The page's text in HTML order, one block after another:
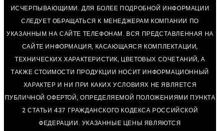
ИСЧЕРПЫВАЮЩИМИ. ДЛЯ БОЛЕЕ ПОДРОБНОЙ ИНФОРМАЦИИ
СЛЕДУЕТ ОБРАЩАТЬСЯ К МЕНЕДЖЕРАМ КОМПАНИИ ПО
УКАЗАННЫМ НА САЙТЕ ТЕЛЕФОНАМ. ВСЯ ПРЕДСТАВЛЕННАЯ НА
САЙТЕ ИНФОРМАЦИЯ, КАСАЮЩАЯСЯ КОМПЛЕКТАЦИИ,
ТЕХНИЧЕСКИХ ХАРАКТЕРИСТИК, ЦВЕТОВЫХ СОЧЕТАНИЙ, А
ТАКЖЕ СТОИМОСТИ ПРОДУКЦИИ НОСИТ ИНФОРМАЦИОННЫЙ
ХАРАКТЕР И НИ ПРИ КАКИХ УСЛОВИЯХ НЕ ЯВЛЯЕТСЯ
ПУБЛИЧНОЙ ОФЕРТОЙ, ОПРЕДЕЛЯЕМОЙ ПОЛОЖЕНИЯМИ ПУНКТА
2 СТАТЬИ 437 ГРАЖДАНСКОГО КОДЕКСА РОССИЙСКОЙ
ФЕДЕРАЦИИ. УКАЗАННЫЕ ЦЕНЫ ЯВЛЯЮТСЯ